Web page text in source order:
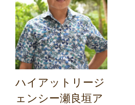
ハイアットリージ
ェンシー瀬良垣ア